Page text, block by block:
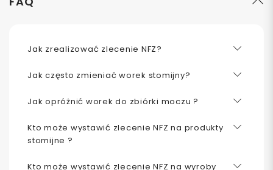
Jak zrealizować zlecenie NFZ?
Jak często zmieniać worek stomijny?
Jak opróżnić worek do zbiórki moczu ?
Kto może wystawić zlecenie NFZ na produkty
stomijne ?
Kto może wystawić zlecenie NFZ na wyroby